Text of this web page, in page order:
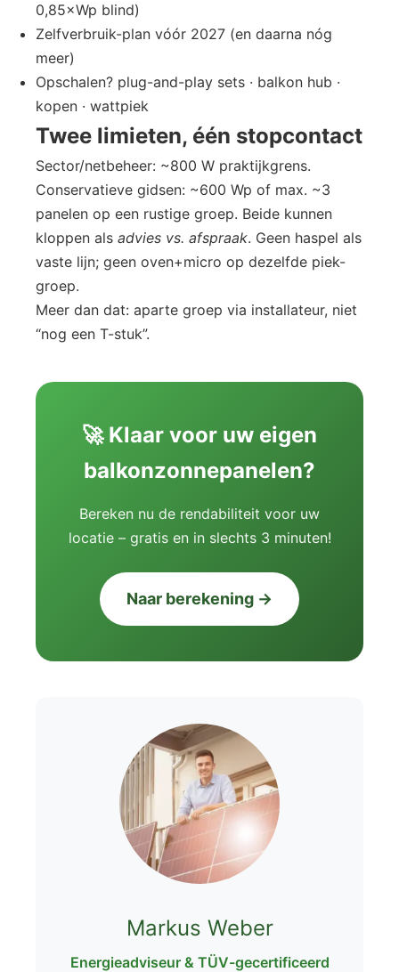
0,85×Wp blind)
Zelfverbruik-plan vóór 2027 (en daarna nóg
meer)
Opschalen? plug-and-play sets · balkon hub ·
kopen · wattpiek
Twee limieten, één stopcontact
Sector/netbeheer: ~800 W praktijkgrens.
Conservatieve gidsen: ~600 Wp of max. ~3
panelen op een rustige groep. Beide kunnen
kloppen als advies vs. afspraak. Geen haspel als
vaste lijn; geen oven+micro op dezelfde piek-
groep.
Meer dan dat: aparte groep via installateur, niet
“nog een T-stuk”.
🚀 Klaar voor uw eigen
balkonzonnepanelen?
Bereken nu de rendabiliteit voor uw
locatie – gratis en in slechts 3 minuten!
Naar berekening →
Markus Weber
Energieadviseur & TÜV-gecertificeerd